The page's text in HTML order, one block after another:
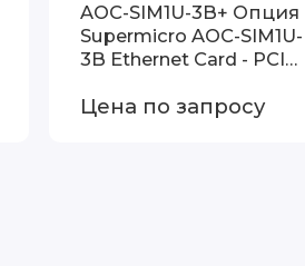
AOC-SIM1U-3B+ Опция
Supermicro AOC-SIM1U-
3B Ethernet Card - PCI
Цена по запросу